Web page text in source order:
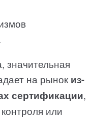
значительная
на рынокиз-
сертификации,
или